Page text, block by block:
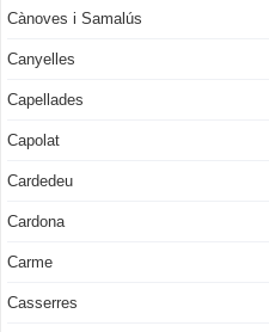
Cànoves i Samalús
Canyelles
Capellades
Capolat
Cardedeu
Cardona
Carme
Casserres